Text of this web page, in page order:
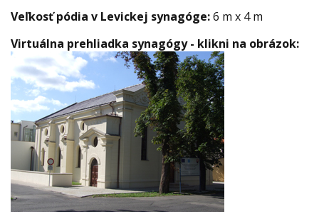
Veľkosť pódia v Levickej synagóge:6 m x 4 m
Virtuálna prehliadka synagógy - klikni na obrázok: